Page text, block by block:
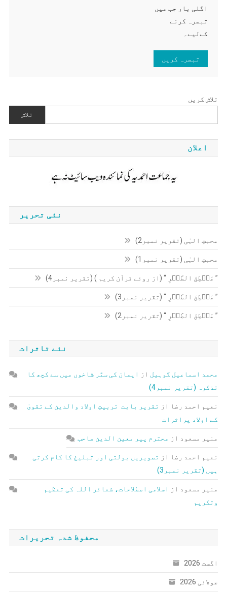
اگلی بار جب میں
تبصرہ کرنے
کےلیے۔
تلاش کریں
تلاش
اعلان
نئی تحریر
محبتِ الہٰی (تقریر نمبر2)
محبتِ الہٰی (تقریر نمبر1)
” مَنۡطِقَ الطَّیۡرِ “ (از روئے قرآن کریم ) (تقریر نمبر4)
” مَنۡطِقَ الطَّیۡرِ “ (تقریر نمبر3)
” مَنۡطِقَ الطَّیۡرِ “ (تقریر نمبر2)
نئے تاثرات
محمد اسماعیل گوہیل از
ایمان کی ستّر شاخوں میں سے کچھ کا
تذکرہ (تقریر نمبر4)
نعیم احمد رضا از تقریر بابت تربیتِ اولاد والدین کے تقویٰ
کے اولاد پراثرات
منیر مسعود از محترم پیر معین الدین صاحب
نعیم احمد رضا از تصویریں بولتی اور تبلیغ کا کام کرتی
ہیں (تقریر نمبر3)
منیر مسعود از
اسلامی اصطلاحات، شعائر اللہ کی تعظیم
وتکریم
محفوظ شدہ تحریرات
اگست 2026
جولائی 2026